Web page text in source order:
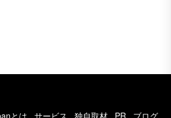
とは サービス 独自取材 PR ブログ